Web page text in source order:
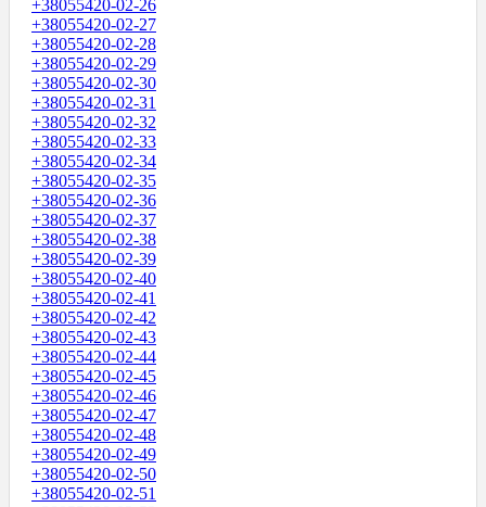
+38055420-02-26
+38055420-02-27
+38055420-02-28
+38055420-02-29
+38055420-02-30
+38055420-02-31
+38055420-02-32
+38055420-02-33
+38055420-02-34
+38055420-02-35
+38055420-02-36
+38055420-02-37
+38055420-02-38
+38055420-02-39
+38055420-02-40
+38055420-02-41
+38055420-02-42
+38055420-02-43
+38055420-02-44
+38055420-02-45
+38055420-02-46
+38055420-02-47
+38055420-02-48
+38055420-02-49
+38055420-02-50
+38055420-02-51